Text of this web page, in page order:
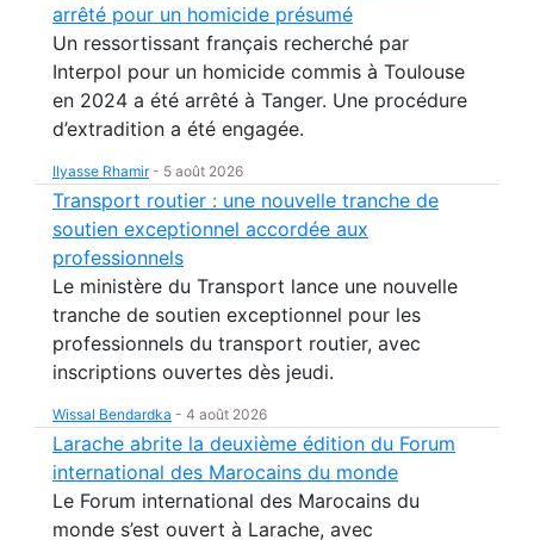
arrêté pour un homicide présumé
Un ressortissant français recherché par
Interpol pour un homicide commis à Toulouse
en 2024 a été arrêté à Tanger. Une procédure
d’extradition a été engagée.
Ilyasse Rhamir- 5 août 2026
Transport routier : une nouvelle tranche de
soutien exceptionnel accordée aux
professionnels
Le ministère du Transport lance une nouvelle
tranche de soutien exceptionnel pour les
professionnels du transport routier, avec
inscriptions ouvertes dès jeudi.
Wissal Bendardka - 4 août 2026
Larache abrite la deuxième édition du Forum
international des Marocains du monde
Le Forum international des Marocains du
monde s’est ouvert à Larache, avec